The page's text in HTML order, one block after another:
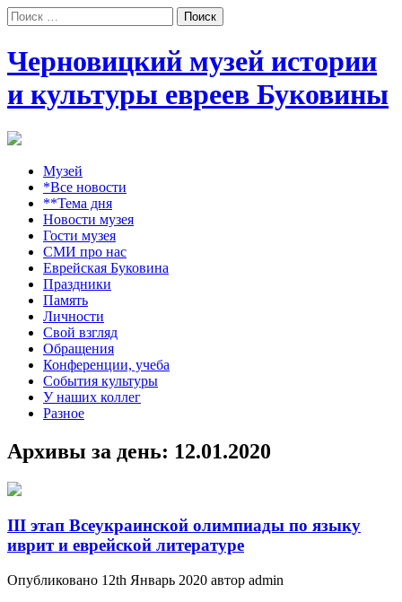
Поиск:
Черновицкий музей истории
и культуры евреев Буковины
Музей
*Все новости
**Тема дня
Новости музея
Гости музея
СМИ про нас
Еврейская Буковина
Праздники
Память
Личности
Свой взгляд
Обращения
Конференции, учеба
События культуры
У наших коллег
Разное
Архивы за день: 12.01.2020
ІІІ этап Всеукраинской олимпиады по языку
иврит и еврейской литературе
Опубликовано 12th Январь 2020 автор admin